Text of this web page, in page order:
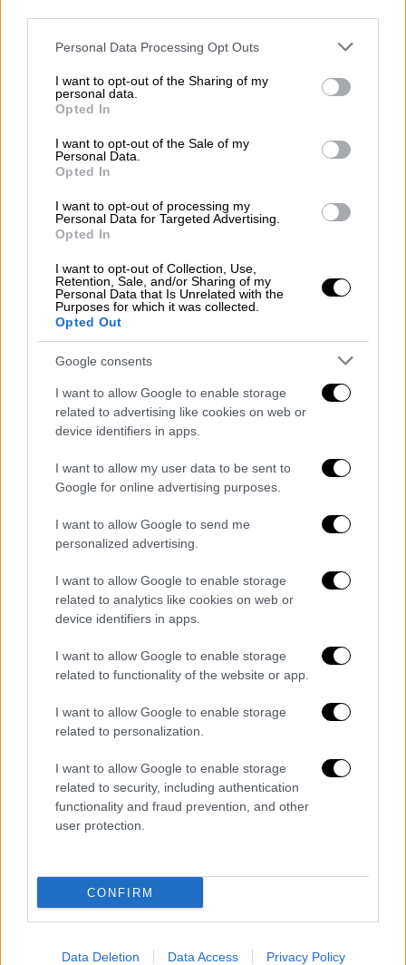
Please note that this website/app uses one or more Google
not limited to your visit or usage behaviour. You may click to
grant or deny consent to Google and its third-party tags to
use your data for below specified purposes in below Google
consent section.
Personal Data Processing Opt Outs
I want to opt-out of the Sharing of my
personal data.
Opted In
I want to opt-out of the Sale of my
Personal Data.
Opted In
I want to opt-out of processing my
Personal Data for Targeted Advertising.
Opted In
I want to opt-out of Collection, Use,
Retention, Sale, and/or Sharing of my
Personal Data that Is Unrelated with the
Purposes for which it was collected.
Opted Out
Google consents
I want to allow Google to enable storage
related to advertising like cookies on web or
device identifiers in apps.
I want to allow my user data to be sent to
Google for online advertising purposes.
I want to allow Google to send me
personalized advertising.
I want to allow Google to enable storage
related to analytics like cookies on web or
device identifiers in apps.
I want to allow Google to enable storage
related to functionality of the website or app.
I want to allow Google to enable storage
related to personalization.
I want to allow Google to enable storage
related to security, including authentication
functionality and fraud prevention, and other
user protection.
CONFIRM
Data Deletion Data Access Privacy Policy
Πώς έγινε το δυστύχημα με τον
3χρονο στην Αχαΐα - Για 40 λεπτά οι
γιατροί έδιναν μάχη να τον
επαναφέρουν
άνδρα
Σύμφωνα με πληροφορίες, εξετάζεται
μαρτυρία βάσει της οποίας υπάρχει το
ενδεχόμενο να διαπληκτίστηκε με έναν
άνδρα που ίσως να εμπλέκεται στην πτώση
του στο κενό, κάτι που ηΕΛ.ΑΣ. διερευνά.
σύμφωνα με το onlarissa.gr, κλήθηκαν από
την Αστυνομία στην Αθήνα για κατάθεση.
Τραγική ειρωνεία, ο Λαρισαίος
φοιτητής σε
λίγες ημέρες θα ορκιζόταν για να λάβει το
του από την σχολή στην οποία
φοιτούσε.
Τα σχολιά σας δημοσιεύονται άμεσα με δική σας ευθύνη. Το
ΕΘΝΟΣ θα παρεμβαίνει και τα προσβλητικά σχόλια θα
καταχώρηση